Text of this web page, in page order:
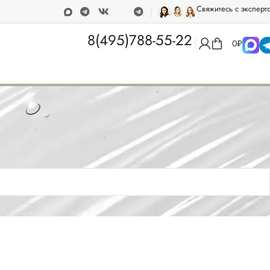
рублей Программа лояльности Свяжитесь с
8(495)788-55-22 0₽